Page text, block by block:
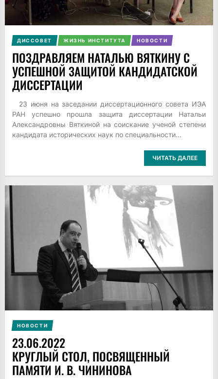
ДИССОВЕТ ЖИЗНЬ ИНСТИТУТА НОВОСТИ
ПОЗДРАВЛЯЕМ НАТАЛЬЮ ВЯТКИНУ С
УСПЕШНОЙ ЗАЩИТОЙ КАНДИДАТСКОЙ
ДИССЕРТАЦИИ
23 июня на заседании диссертационного совета ИЭА
РАН успешно прошла защита диссертации Натальи
Александровны Вяткиной на соискание ученой степени
кандидата исторических наук по специальности...
ЧИТАТЬ ДАЛЕЕ
НОВОСТИ
23.06.2022
КРУГЛЫЙ СТОЛ, ПОСВЯЩЕННЫЙ
ПАМЯТИ И. В. ЧИНИНОВА